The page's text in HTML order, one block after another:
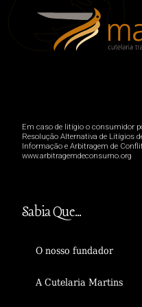
Em caso de litígio o consumidor
Resolução Alternativa de Litígios
Informação e Arbitragem de
www.arbitragemdeconsumo.org
Sabia Que...
O nosso fundador
A Cutelaria Martins